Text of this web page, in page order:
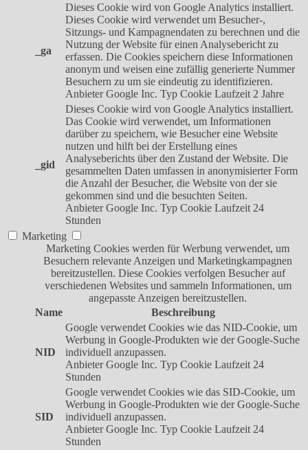
_ga
Dieses Cookie wird von Google Analytics installiert.
Dieses Cookie wird verwendet um Besucher-,
Sitzungs- und Kampagnendaten zu berechnen und die
Nutzung der Website für einen Analysebericht zu
erfassen. Die Cookies speichern diese Informationen
anonym und weisen eine zufällig generierte Nummer
Besuchern zu um sie eindeutig zu identifizieren.
Anbieter Google Inc. Typ Cookie Laufzeit 2 Jahre
_gid
Dieses Cookie wird von Google Analytics installiert.
Das Cookie wird verwendet, um Informationen
darüber zu speichern, wie Besucher eine Website
nutzen und hilft bei der Erstellung eines
Analyseberichts über den Zustand der Website. Die
gesammelten Daten umfassen in anonymisierter Form
die Anzahl der Besucher, die Website von der sie
gekommen sind und die besuchten Seiten.
Anbieter Google Inc. Typ Cookie Laufzeit 24
Stunden
Marketing
Marketing Cookies werden für Werbung verwendet, um
Besuchern relevante Anzeigen und Marketingkampagnen
bereitzustellen. Diese Cookies verfolgen Besucher auf
verschiedenen Websites und sammeln Informationen, um
angepasste Anzeigen bereitzustellen.
Name
Beschreibung
NID
Google verwendet Cookies wie das NID-Cookie, um
Werbung in Google-Produkten wie der Google-Suche
individuell anzupassen.
Anbieter Google Inc. Typ Cookie Laufzeit 24
Stunden
SID
Google verwendet Cookies wie das SID-Cookie, um
Werbung in Google-Produkten wie der Google-Suche
individuell anzupassen.
Anbieter Google Inc. Typ Cookie Laufzeit 24
Stunden